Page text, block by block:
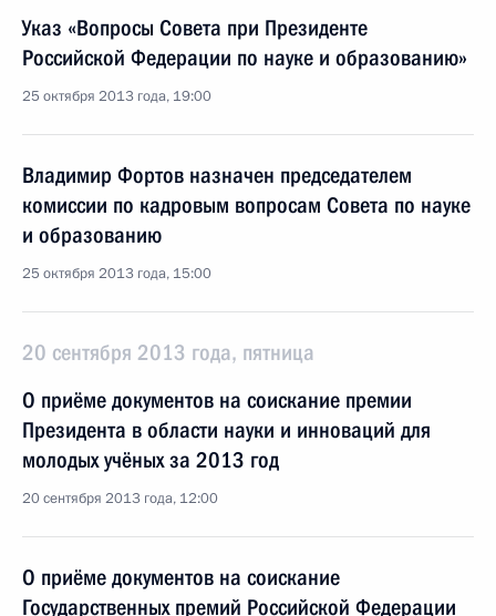
Указ «Вопросы Совета при Президенте
Российской Федерации по науке и образованию»
25 октября 2013 года, 19:00
Владимир Фортов назначен председателем
комиссии по кадровым вопросам Совета по науке
и образованию
25 октября 2013 года, 15:00
20 сентября 2013 года, пятница
О приёме документов на соискание премии
Президента в области науки и инноваций для
молодых учёных за 2013 год
20 сентября 2013 года, 12:00
О приёме документов на соискание
Государственных премий Российской Федерации